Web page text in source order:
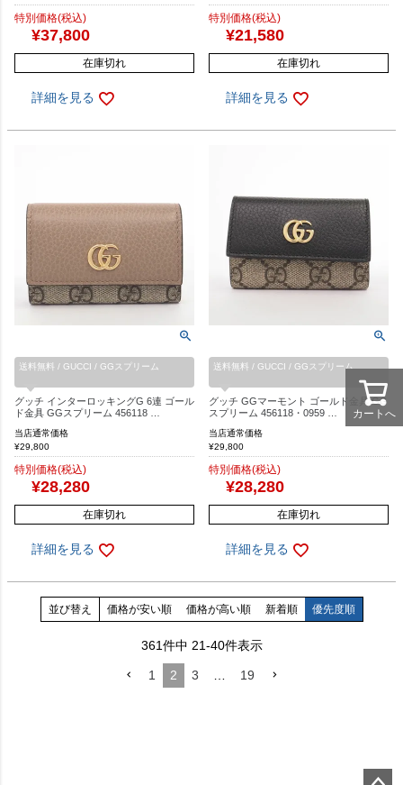
特別価格(税込)
¥37,800
在庫切れ
詳細を見る
特別価格(税込)
¥21,580
在庫切れ
詳細を見る
送料無料 / GUCCI / GGスプリーム
グッチ インターロッキングG 6連 ゴール
ド金具 GGスプリーム 456118 …
当店通常価格
¥29,800
特別価格(税込)
¥28,280
在庫切れ
詳細を見る
送料無料 / GUCCI / GGスプリーム
グッチ GGマーモント ゴールド金具 GG
スプリーム 456118・0959 …
当店通常価格
¥29,800
特別価格(税込)
¥28,280
在庫切れ
詳細を見る
並び替え 価格が安い順 価格が高い順 新着順 優先度順
361件中 21-40件表示
1 2 3 19
カートへ